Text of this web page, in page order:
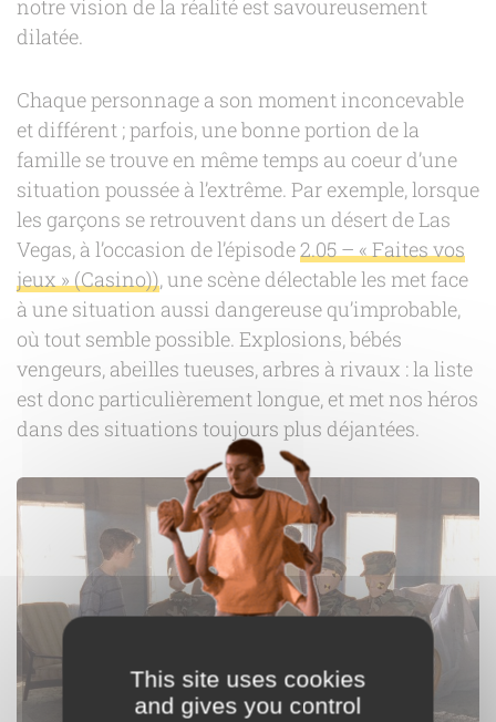
This site uses cookies
and gives you control
notre vision de la réalité est savoureusement
dilatée.
Chaque personnage a son moment inconcevable
et différent ; parfois, une bonne portion de la
famille se trouve en même temps au coeur d’une
situation poussée à l’extrême. Par exemple, lorsque
les garçons se retrouvent dans un désert de Las
Vegas, à l’occasion de l’épisode2.05 – « Faites vos
jeux » (Casino)), une scène délectable les met face
à une situation aussi dangereuse qu’improbable,
où tout semble possible. Explosions, bébés
vengeurs, abeilles tueuses, arbres à rivaux : la liste
est donc particulièrement longue, et met nos héros
dans des situations toujours plus déjantées.